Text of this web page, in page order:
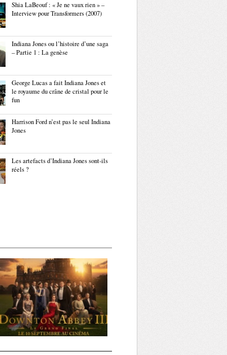
Shia LaBeouf : « Je ne vaux rien » –
Interview pour Transformers (2007)
Indiana Jones ou l’histoire d’une saga
– Partie 1 : La genèse
George Lucas a fait Indiana Jones et
le royaume du crâne de cristal pour le
fun
Harrison Ford n’est pas le seul Indiana
Jones
Les artefacts d’Indiana Jones sont-ils
réels ?